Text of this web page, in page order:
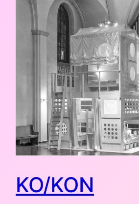
KO/KON